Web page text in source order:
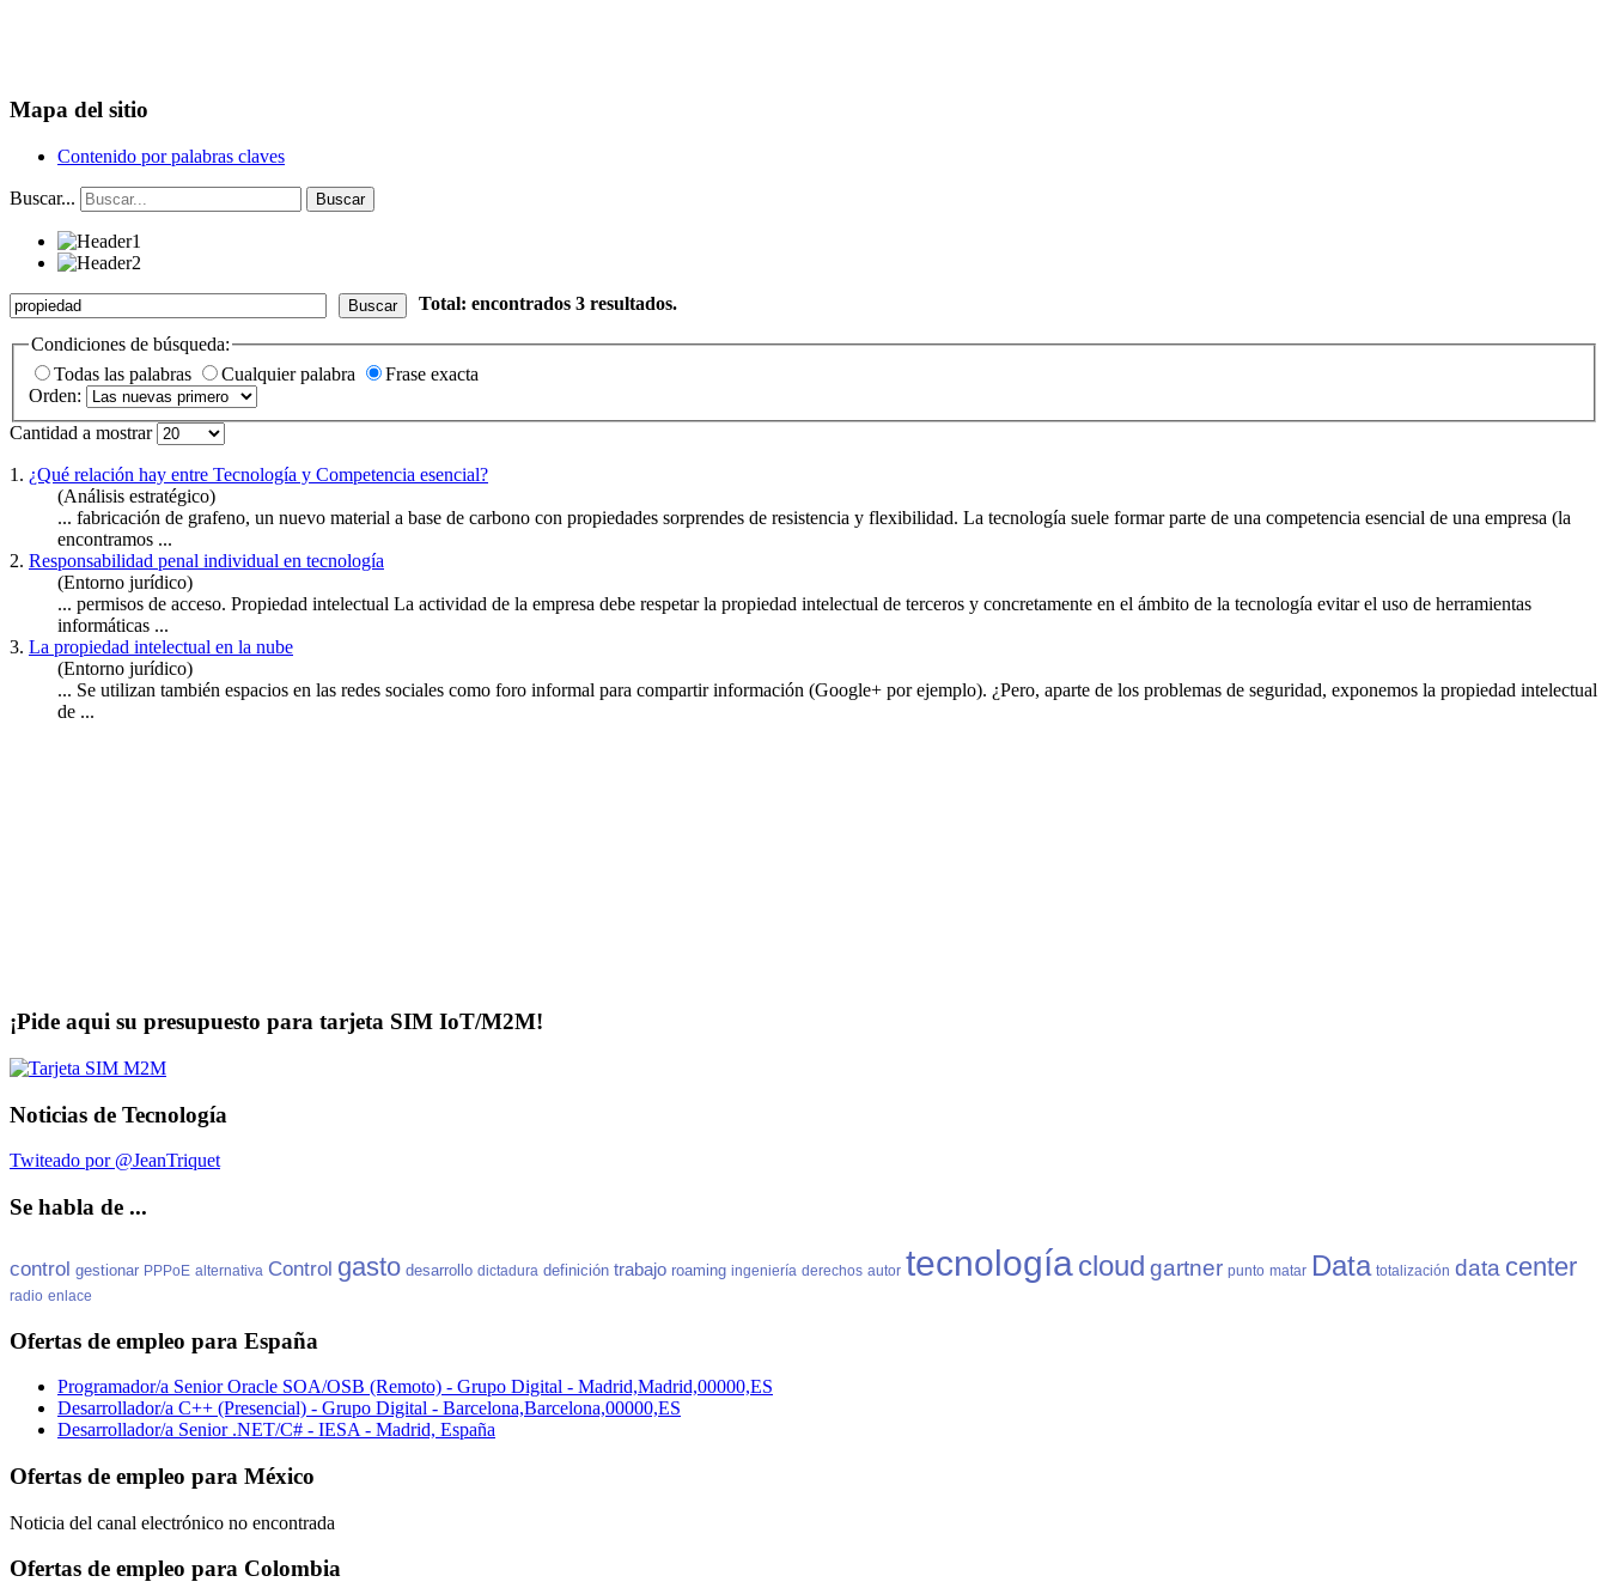
Mapa del sitio
Contenido por palabras claves
Buscar... Buscar
Buscar Total: encontrados 3 resultados.
Condiciones de búsqueda:
Todas las palabras
Cualquier palabra
Frase exacta
Orden:
Cantidad a mostrar
1. ¿Qué relación hay entre Tecnología y Competencia esencial?
(Análisis estratégico)
... fabricación de grafeno, un nuevo material a base de carbono con propiedades sorprendes de resistencia y flexibilidad. La tecnología suele formar parte de una competencia esencial de una empresa (la
encontramos ...
2. Responsabilidad penal individual en tecnología
(Entorno jurídico)
... permisos de acceso. Propiedad intelectual La actividad de la empresa debe respetar la propiedad intelectual de terceros y concretamente en el ámbito de la tecnología evitar el uso de herramientas
informáticas ...
3. La propiedad intelectual en la nube
(Entorno jurídico)
... Se utilizan también espacios en las redes sociales como foro informal para compartir información (Google+ por ejemplo). ¿Pero, aparte de los problemas de seguridad, exponemos la propiedad intelectual
de ...
¡Pide aqui su presupuesto para tarjeta SIM IoT/M2M!
Noticias de Tecnología
Twiteado por @JeanTriquet
Se habla de ...
control gestionar PPPoE alternativa Control gasto desarrollo dictadura definición trabajo roaming ingeniería derechos autor tecnologíacloud gartner punto matar Data totalización data center
radio enlace
Ofertas de empleo para España
Programador/a Senior Oracle SOA/OSB (Remoto) - Grupo Digital - Madrid,Madrid,00000,ES
Desarrollador/a C++ (Presencial) - Grupo Digital - Barcelona,Barcelona,00000,ES
Desarrollador/a Senior .NET/C# - IESA - Madrid, España
Ofertas de empleo para México
Noticia del canal electrónico no encontrada
Ofertas de empleo para Colombia